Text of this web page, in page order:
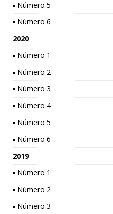
▪ Número 5
▪ Número 6
2020
▪ Número 1
▪ Número 2
▪ Número 3
▪ Número 4
▪ Número 5
▪ Número 6
2019
▪ Número 1
▪ Número 2
▪ Número 3